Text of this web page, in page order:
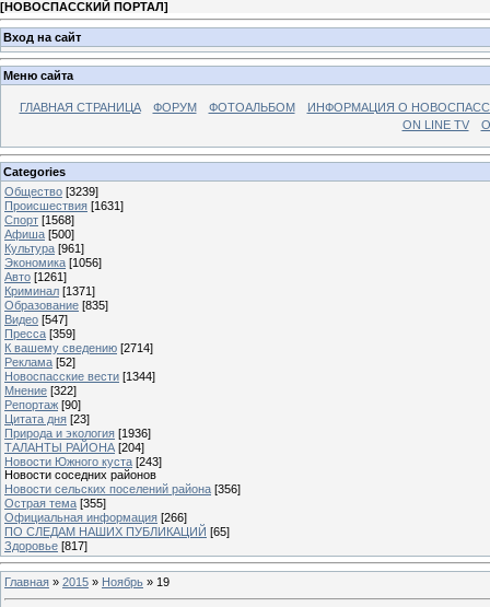
[НОВОСПАССКИЙ ПОРТАЛ]
Вход на сайт
Меню сайта
ГЛАВНАЯ СТРАНИЦА ФОРУМ ФОТОАЛЬБОМ
ИНФОРМАЦИЯ О
ON LINE TV
Categories
Общество [3239]
Происшествия [1631]
Спорт [1568]
Афиша [500]
Культура [961]
Экономика [1056]
Авто [1261]
Криминал [1371]
Образование [835]
Видео [547]
Пресса [359]
К вашему сведению [2714]
Реклама [52]
Новоспасские вести [1344]
Мнение [322]
Репортаж [90]
Цитата дня [23]
Природа и экология [1936]
ТАЛАНТЫ РАЙОНА [204]
Новости Южного куста [243]
Новости соседних районов
Новости сельских поселений района [356]
Острая тема [355]
Официальная информация [266]
ПО СЛЕДАМ НАШИХ ПУБЛИКАЦИЙ [65]
Здоровье [817]
Главная » 2015 » Ноябрь » 19